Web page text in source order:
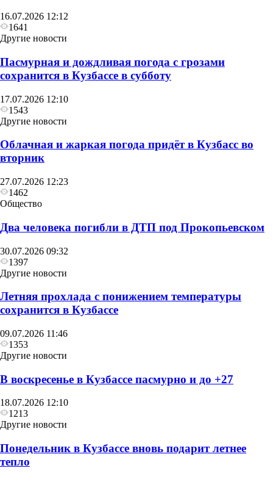
16.07.2026 12:12
1641
Другие новости
Пасмурная и дождливая погода с грозами
сохранится в Кузбассе в субботу
17.07.2026 12:10
1543
Другие новости
Облачная и жаркая погода придёт в Кузбасс во
вторник
27.07.2026 12:23
1462
Общество
Два человека погибли в ДТП под Прокопьевском
30.07.2026 09:32
1397
Другие новости
Летняя прохлада с понижением температуры
сохранится в Кузбассе
09.07.2026 11:46
1353
Другие новости
В воскресенье в Кузбассе пасмурно и до +27
18.07.2026 12:10
1213
Другие новости
Понедельник в Кузбассе вновь подарит летнее
тепло